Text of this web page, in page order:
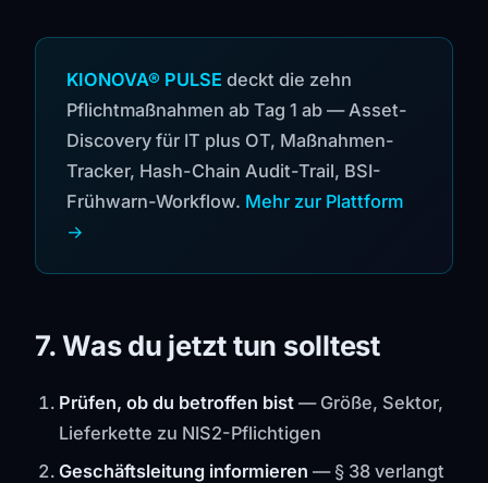
KIONOVA® PULSE deckt die zehn
Pflichtmaßnahmen ab Tag 1 ab — Asset-
Discovery für IT plus OT, Maßnahmen-
Tracker, Hash-Chain Audit-Trail, BSI-
Frühwarn-Workflow. Mehr zur Plattform
→
7. Was du jetzt tun solltest
Prüfen, ob du betroffen bist — Größe, Sektor,
Lieferkette zu NIS2-Pflichtigen
Geschäftsleitung informieren — § 38 verlangt